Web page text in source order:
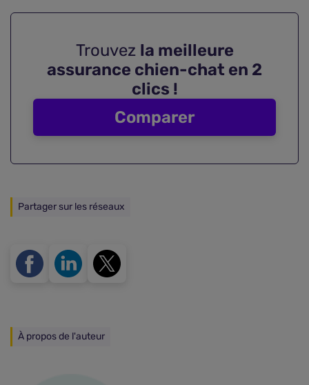
Trouvez la meilleure
assurance chien-chat en 2
clics !
Comparer
Partager sur les réseaux
À propos de l'auteur